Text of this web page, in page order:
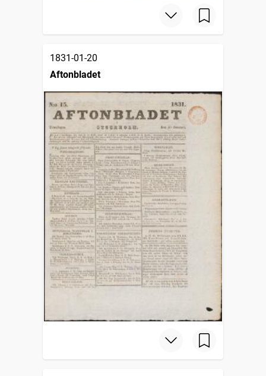
1831-01-20
Aftonbladet